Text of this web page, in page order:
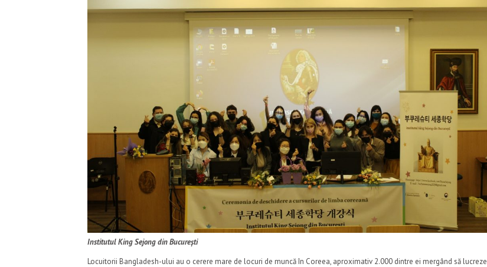
Institutul King Sejong din București
Locuitorii Bangladesh-ului au o cerere mare de locuri de muncă în Coreea, aproximativ 2.000 dintre ei mergând să lucreze